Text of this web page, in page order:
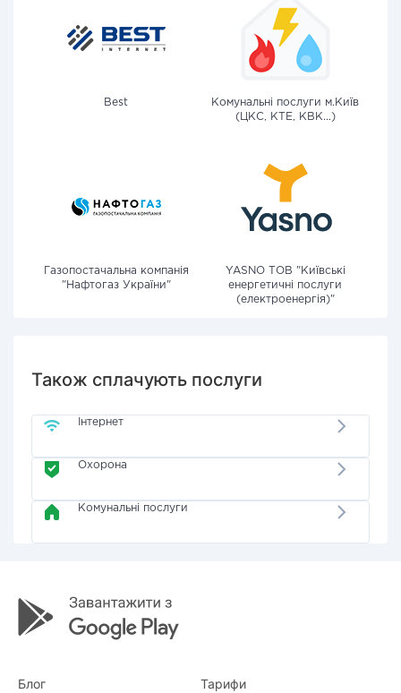
Best
Комунальні послуги м.Київ
(ЦКС, КТЕ, КВК...)
Газопостачальна компанія
"Нафтогаз України"
YASNO ТОВ "Київські
енергетичні послуги
(електроенергія)"
Також сплачують послуги
Інтернет
Охорона
Комунальні послуги
Блог Тарифи